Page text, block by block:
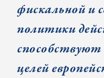
фискальной и
политики
целей